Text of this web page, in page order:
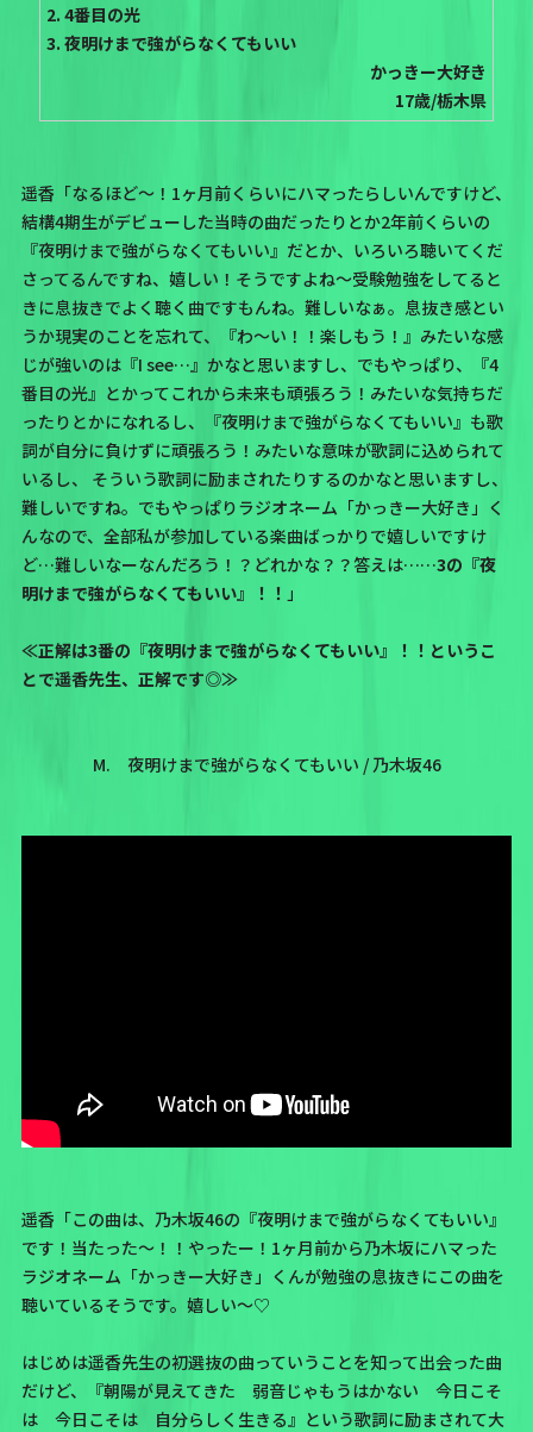
2. 4番目の光
3. 夜明けまで強がらなくてもいい
かっきー大好き
17歳/栃木県
遥香「なるほど〜！1ヶ月前くらいにハマったらしいんですけど、
結構4期生がデビューした当時の曲だったりとか2年前くらいの
『夜明けまで強がらなくてもいい』だとか、いろいろ聴いてくだ
さってるんですね、嬉しい！そうですよね〜受験勉強をしてると
きに息抜きでよく聴く曲ですもんね。難しいなぁ。息抜き感とい
うか現実のことを忘れて、『わ〜い！！楽しもう！』みたいな感
じが強いのは『I see…』かなと思いますし、でもやっぱり、『4
番目の光』とかってこれから未来も頑張ろう！みたいな気持ちだ
ったりとかになれるし、『夜明けまで強がらなくてもいい』も歌
詞が自分に負けずに頑張ろう！みたいな意味が歌詞に込められて
いるし、 そういう歌詞に励まされたりするのかなと思いますし、
難しいですね。でもやっぱりラジオネーム 「かっきー大好き」 く
んなので、全部私が参加している楽曲ばっかりで嬉しいですけ
ど…難しいなーなんだろう！？どれかな？？答えは……3の『夜
明けまで強がらなくてもいい』！！ 」
≪正解は3番の『夜明けまで強がらなくてもいい』！！というこ
とで遥香先生、正解です◎≫
M. 夜明けまで強がらなくてもいい / 乃木坂46
遥香「この曲は、乃木坂46の 『夜明けまで強がらなくてもいい』
です！当たった〜！！やったー！1ヶ月前から乃木坂にハマった
ラジオネーム「かっきー大好き」くんが勉強の息抜きにこの曲を
聴いているそうです。嬉しい〜♡
はじめは遥香先生の初選抜の曲っていうことを知って出会った曲
だけど、『朝陽が見えてきた 弱音じゃもうはかない 今日こそ
は 今日こそは 自分らしく生きる』という歌詞に励まされて大